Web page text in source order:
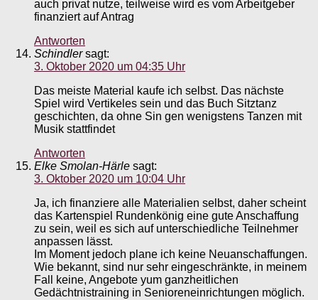
auch privat nutze, teilweise wird es vom Arbeitgeber
finanziert auf Antrag
Antworten
Schindler sagt:
3. Oktober 2020 um 04:35 Uhr
Das meiste Material kaufe ich selbst. Das nächste
Spiel wird Vertikeles sein und das Buch Sitztanz
geschichten, da ohne Sin gen wenigstens Tanzen mit
Musik stattfindet
Antworten
Elke Smolan-Härle sagt:
3. Oktober 2020 um 10:04 Uhr
Ja, ich finanziere alle Materialien selbst, daher scheint
das Kartenspiel Rundenkönig eine gute Anschaffung
zu sein, weil es sich auf unterschiedliche Teilnehmer
anpassen lässt.
Im Moment jedoch plane ich keine Neuanschaffungen.
Wie bekannt, sind nur sehr eingeschränkte, in meinem
Fall keine, Angebote yum ganzheitlichen
Gedächtnistraining in Senioreneinrichtungen möglich.